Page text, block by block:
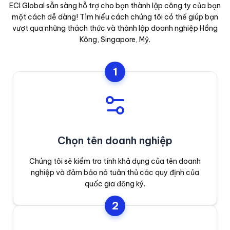
ECI Global sẵn sàng hỗ trợ cho bạn thành lập công ty của bạn
một cách dễ dàng! Tìm hiểu cách chúng tôi có thể giúp bạn
vượt qua những thách thức và thành lập doanh nghiệp Hồng
Kông, Singapore, Mỹ.
1
Chọn tên doanh nghiệp
Chúng tôi sẽ kiểm tra tính khả dụng của tên doanh
nghiệp và đảm bảo nó tuân thủ các quy định của
quốc gia đăng ký.
2